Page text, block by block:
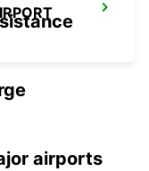
airports